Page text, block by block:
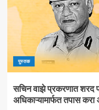
पुस्तक
सचिन वाझे प्रकरणात शरद
अधिकाऱ्यामार्फत तपास